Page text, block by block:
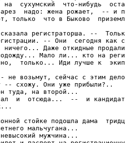
на  сухумский  что-нибудь
надо: жена рожает,  -- и
только  что в Быково
регистраторша. --
-- Они  сегодня как
Даже откидные
Мало ли... кто на
только... Иди лучше к
не возьмут, сейчас с этим
-- схожу. Они уже прибыли?..
туда, на второй...
и  отсюда...  --  и
стойке подошла дама
мальчугана...
мужчина...